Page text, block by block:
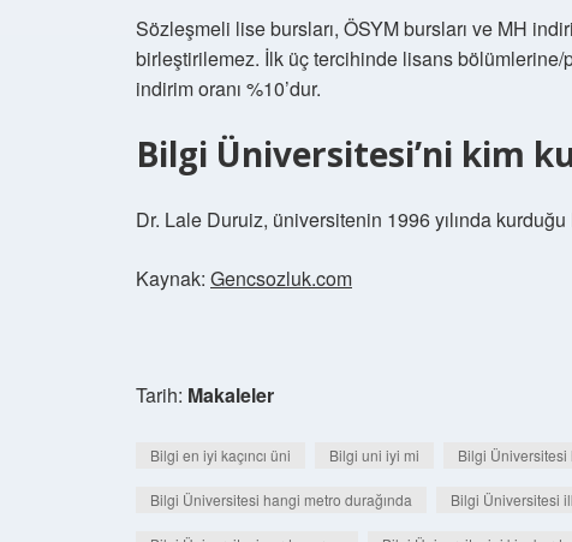
Sözleşmeli lise bursları, ÖSYM bursları ve MH
birleştirilemez. İlk üç tercihinde lisans bölümlerine/
indirim oranı %10’dur.
Bilgi Üniversitesi’ni kim
Dr. Lale Duruiz, üniversitenin 1996 yılında
Kaynak: Gencsozluk.com
Tarih: Makaleler
Bilgi en iyi kaçıncı üni Bilgi uni iyi mi Bilgi Üniversitesi
Bilgi Üniversitesi hangi metro durağında Bilgi Üniversitesi